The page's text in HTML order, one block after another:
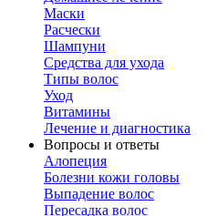
Маски
Расчески
Шампуни
Средства для ухода
Типы волос
Уход
Витамины
Лечение и диагностика
Вопросы и ответы
Алопеция
Болезни кожи головы
Выпадение волос
Пересадка волос